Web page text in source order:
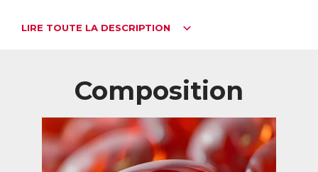
d’être liés à des phospholipides, ce qui permet une
la garantie d’une qualité exceptionnelle.
pêche durable, Omega 3 rouge fournit un dosage équilibré
en Omega 3 EPA et DHA hautement absorbables pour une
efficacité maximale, le tout sans goût ni odeur grâce à un
processus d’encapsulation spécifique de l’huile qui facilite
LIRE TOUTE LA DESCRIPTION
Composition